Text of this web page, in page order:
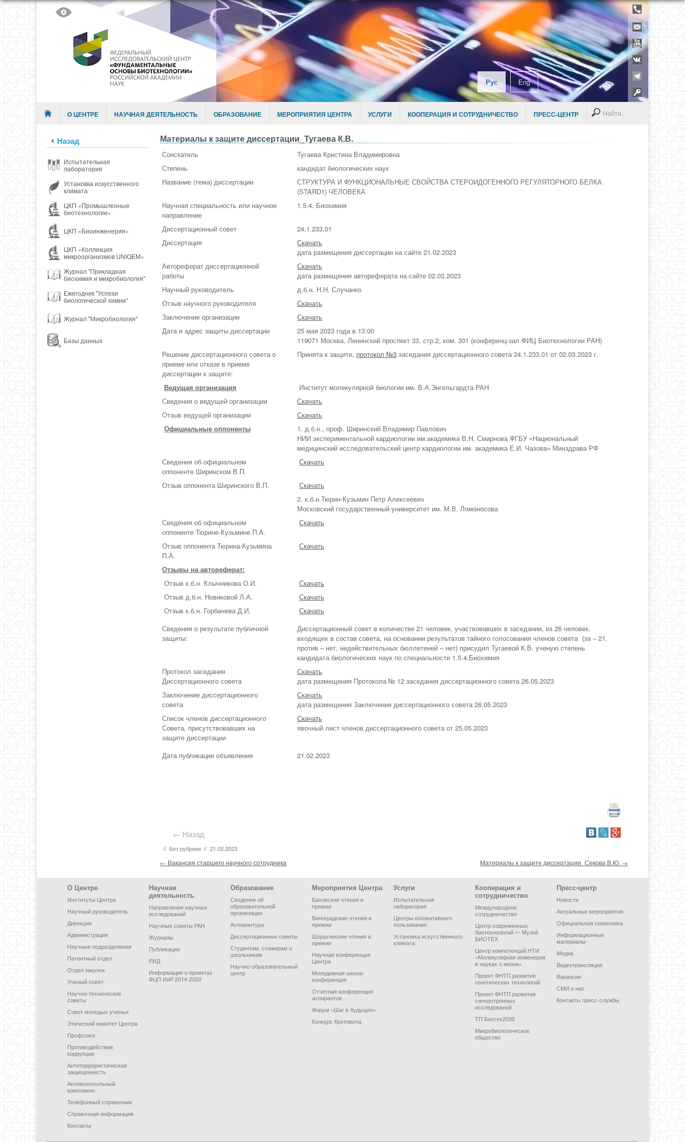
Рус Eng
Menu О ЦЕНТРЕ НАУЧНАЯ ДЕЯТЕЛЬНОСТЬ ОБРАЗОВАНИЕ МЕРОПРИЯТИЯ ЦЕНТРА УСЛУГИ КООПЕРАЦИЯ И СОТРУДНИЧЕСТВО ПРЕСС-ЦЕНТР
Search
Назад
Испытательная
лаборатория
Установка искусственного
климата
ЦКП «Промышленные
биотехнологии»
ЦКП «Биоинженерия»
ЦКП «Коллекция
микроорганизмов UNIQEM»
Журнал "Прикладная
биохимия и микробиология"
Ежегодник "Успехи
биологической химии"
Журнал "Микробиология"
Базы данных
Материалы к защите диссертации_Тугаева К.В.
Соискатель
Тугаева Кристина Владимировна
Степень
кандидат биологических наук
Название (тема) диссертации
СТРУКТУРА И ФУНКЦИОНАЛЬНЫЕ СВОЙСТВА СТЕРОИДОГЕННОГО РЕГУЛЯТОРНОГО БЕЛКА
(STARD1) ЧЕЛОВЕКА
Научная специальность или научное
направление
1.5.4. Биохимия
Диссертационный совет
24.1.233.01
Диссертация
Скачать
дата размещения диссертации на сайте 21.02.2023
Автореферат диссертационной
работы
Скачать
дата размещения автореферата на сайте 02.03.2023
Научный руководитель
д.б.н. Н.Н. Случанко
Отзыв научного руководителя
Скачать
Заключение организации
Скачать
Дата и адрес защиты диссертации
25 мая 2023 года в 13:00
119071 Москва, Ленинский проспект 33, стр.2, ком. 301 (конференц-зал ФИЦ Биотехнологии РАН)
Решение диссертационного совета о
приеме или отказе в приеме
диссертации к защите:
Принята к защите, протокол №3 заседания диссертационного совета 24.1.233.01 от 02.03.2023 г.
Ведущая организация
Институт молекулярной биологии им. В.А.Энгельгардта РАН
Сведения о ведущей организации
Скачать
Отзыв ведущей организации
Скачать
Официальные оппоненты
1. д.б.н., проф. Ширинский Владимир Павлович
НИИ экспериментальной кардиологии им.академика В.Н. Смирнова ФГБУ «Национальный
медицинский исследовательский центр кардиологии им. академика Е.И. Чазова» Минздрава РФ
Сведения об официальном
оппоненте Ширинском В.П.
Скачать
Отзыв оппонента Ширинского В.П.
Скачать
2. к.б.н.Тюрин-Кузьмин Петр Алексеевич
Московский государственный университет им. М.В. Ломоносова
Сведения об официальном
оппоненте Тюрине-Кузьмине П.А.
Скачать
Отзыв оппонента Тюрина-Кузьмина
П.А.
Скачать
Отзывы на автореферат:
Отзыв к.б.н. Клычникова О.И.
Скачать
Отзыв д.б.н. Новиковой Л.А.
Скачать
Отзыв к.б.н. Горбачева Д.И.
Скачать
Сведения о результате публичной
защиты:
Диссертационный совет в количестве 21 человек, участвовавших в заседании, из 26 человек,
входящих в состав совета, на основании результатов тайного голосования членов совета (за – 21,
против – нет, недействительных бюллетеней – нет) присудил Тугаевой К.В. ученую степень
кандидата биологических наук по специальности 1.5.4.Биохимия
Протокол заседания
Диссертационного совета
Скачать
дата размещения Протокола № 12 заседания диссертационного совета 26.05.2023
Заключение диссертационного
совета
Скачать
дата размещения Заключения диссертационного совета 26.05.2023
Список членов диссертационного
Совета, присутствовавших на
защите диссертации
Скачать
явочный лист членов диссертационного совета от 25.05.2023
Дата публикации объявления 21.02.2023
← Назад
// Без рубрики // 21.02.2023
Post navigation
← Вакансия старшего научного сотрудника Материалы к защите диссертации_Секова В.Ю. →
Footer Menu
О Центре
Институты Центра
Научный руководитель
Дирекция
Администрация
Научные подразделения
Патентный отдел
Отдел закупок
Ученый совет
Научно-технические
советы
Совет молодых ученых
Этический комитет Центра
Профсоюз
Противодействие
коррупции
Антитеррористическая
защищенность
Антимонопольный
комплаенс
Телефонный справочник
Справочная информация
Контакты
Научная
деятельность
Направления научных
исследований
Научные советы РАН
Журналы
Публикации
РИД
Информация о проектах
ФЦП ИиР 2014-2020
Образование
Сведения об
образовательной
организации
Аспирантура
Диссертационные советы
Студентам, стажерам и
школьникам
Научно-образовательный
центр
Мероприятия Центра
Баховские чтения и
премии
Виноградские чтения и
премии
Шорыгинские чтения и
премии
Научная конференция
Центра
Молодежная школа-
конференция
Отчетная конференция
аспирантов
Форум «Шаг в будущее»
Конкурс Кретовича
Услуги
Испытательная
лаборатория
Центры коллективного
пользования
Установка искусственного
климата
Кооперация и
сотрудничество
Международное
сотрудничество
Центр современных
биотехнологий — Музей
БИОТЕХ
Центр компетенций НТИ
«Молекулярная инженерия
в науках о жизни»
Проект ФНТП развития
генетических технологий
Проект ФНТП развития
синхротронных
исследований
ТП Биотех2030
Микробиологическое
общество
Пресс-центр
Новости
Актуальные мероприятия
Официальная символика
Информационные
материалы
Медиа
Видеотрансляция
Вакансии
СМИ о нас
Контакты пресс-службы